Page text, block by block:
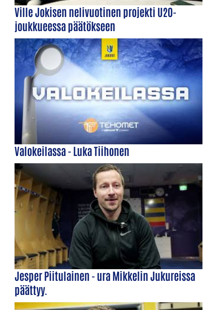
Ville Jokisen nelivuotinen projekti U20-
joukkueessa päätökseen
Valokeilassa - Luka Tiihonen
Jesper Piitulainen - ura Mikkelin Jukureissa
päättyy.